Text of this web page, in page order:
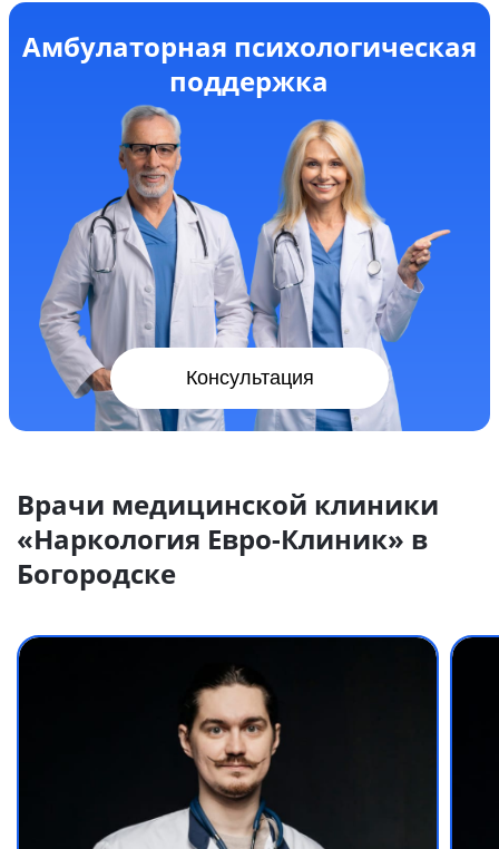
Амбулаторная психологическая
поддержка
Консультация
Врачи медицинской клиники
«Наркология Евро-Клиник» в
Богородске